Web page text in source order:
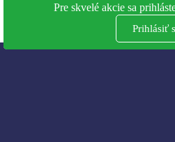
Pre skvelé akcie sa
Prihlásiť